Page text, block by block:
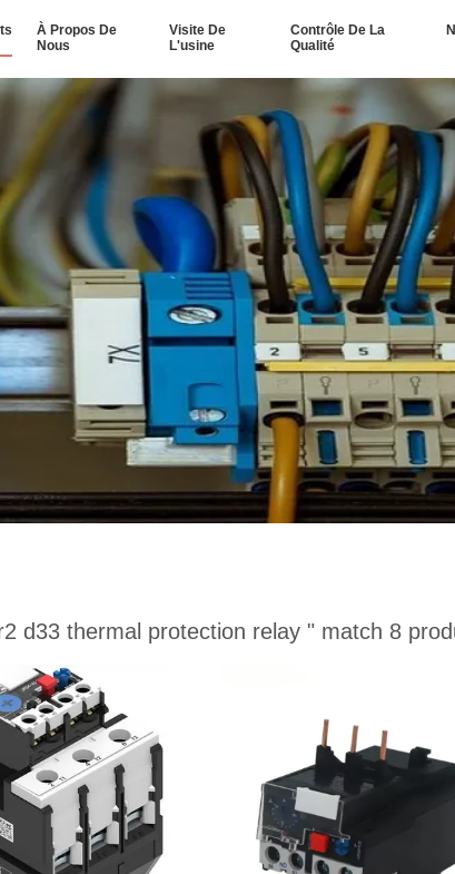
À Propos De
Nous
Visite De
L'usine
Contrôle De La
Qualité
d33 thermal protection relay " match 8